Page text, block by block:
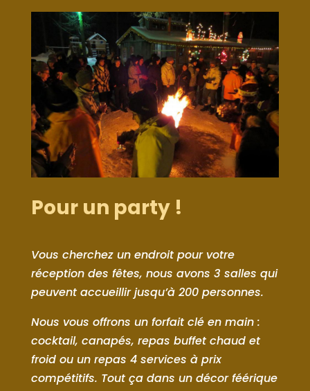
Pour un party !
Vous cherchez un endroit pour votre
réception des fêtes, nous avons 3 salles qui
peuvent accueillir jusqu’à 200 personnes.
Nous vous offrons un forfait clé en main :
cocktail, canapés, repas buffet chaud et
froid ou un repas 4 services à prix
compétitifs. Tout ça dans un décor féérique